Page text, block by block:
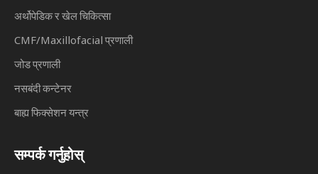
अर्थोपेडिक र खेल चिकित्सा
CMF/Maxillofacial प्रणाली
जोड प्रणाली
नसबंदी कन्टेनर
बाह्य फिक्सेशन यन्त्र
सम्पर्क गर्नुहोस्